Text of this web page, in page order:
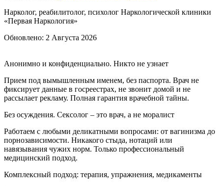
Нарколог, реабилитолог, психолог Наркологической клиники
«Первая Наркология»
Обновлено: 2 Августа 2026
Анонимно и конфиденциально. Никто не узнает
Прием под вымышленным именем, без паспорта. Врач не
фиксирует данные в госреестрах, не звонит домой и не
рассылает рекламу. Полная гарантия врачебной тайны.
Без осуждения. Сексолог – это врач, а не моралист
Работаем с любыми деликатными вопросами: от вагинизма до
порнозависимости. Никакого стыда, нотаций или
навязывания чужих норм. Только профессиональный
медицинский подход.
Комплексный подход: терапия, упражнения, медикаменты